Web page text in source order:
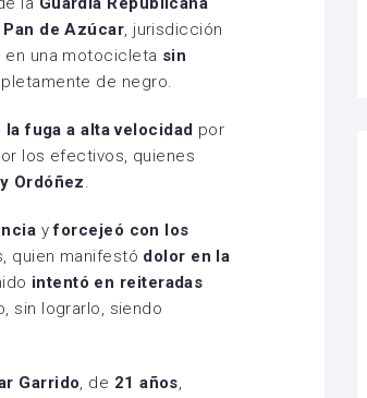
Pan de Azúcar, jurisdicción
en una motocicleta sin
de negro.
la fuga a alta velocidad por
los efectivos, quienes
Ordóñez.
yforcejeó con los
quien manifestó dolor en la
intentó en reiteradas
sin lograrlo, siendo
Garrido, de 21 años,